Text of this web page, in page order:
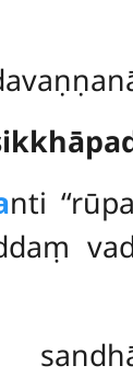
nti